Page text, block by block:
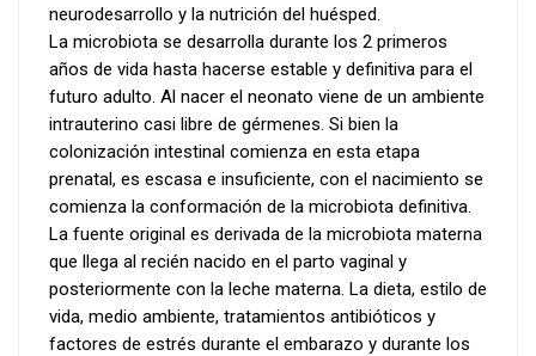
neurodesarrollo y la nutrición del huésped.
La microbiota se desarrolla durante los 2 primeros
años de vida hasta hacerse estable y definitiva para el
futuro adulto. Al nacer el neonato viene de un ambiente
intrauterino casi libre de gérmenes. Si bien la
colonización intestinal comienza en esta etapa
prenatal, es escasa e insuficiente, con el nacimiento se
comienza la conformación de la microbiota definitiva.
La fuente original es derivada de la microbiota materna
que llega al recién nacido en el parto vaginal y
posteriormente con la leche materna. La dieta, estilo de
vida, medio ambiente, tratamientos antibióticos y
factores de estrés durante el embarazo y durante los